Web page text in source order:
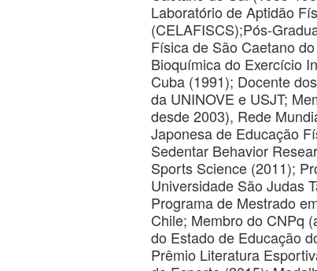
Laboratório de Aptidão
(CELAFISCS);Pós-
Física de São Caetano
Bioquímica do Exercício
Cuba (1991); Docente
da UNINOVE e USJT;
desde 2003), Rede
Japonesa de Educação
Sedentar Behavior
Sports Science (2011);
Universidade São Judas
Programa de Mestrado
Chile; Membro do CNPq
do Estado de Educação
Prêmio Literatura